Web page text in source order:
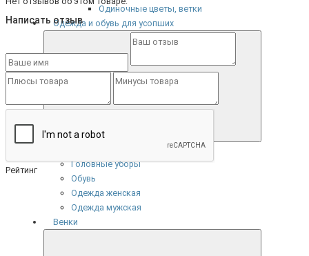
Одиночные цветы, ветки
Одежда и обувь для усопших
Головные уборы
Обувь
Одежда женская
Одежда мужская
Венки
Написать отзыв
Рейтинг